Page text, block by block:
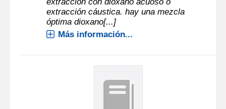
extracción cáustica. hay una mezcla
óptima dioxano[...]
Más información...